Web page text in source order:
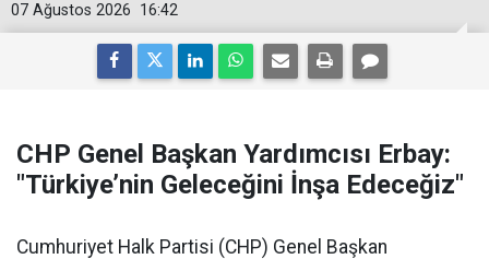
16:42
07 Ağustos 2026
CHP Genel Başkan Yardımcısı Erbay:
"Türkiye’nin Geleceğini İnşa Edeceğiz"
Cumhuriyet Halk Partisi (CHP) Genel Başkan